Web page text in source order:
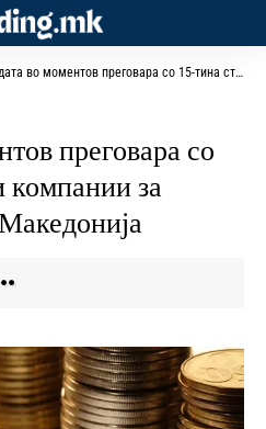
во моментов преговара со 15-тина странски компании за инвестирање во Македонија
преговара со
компании за